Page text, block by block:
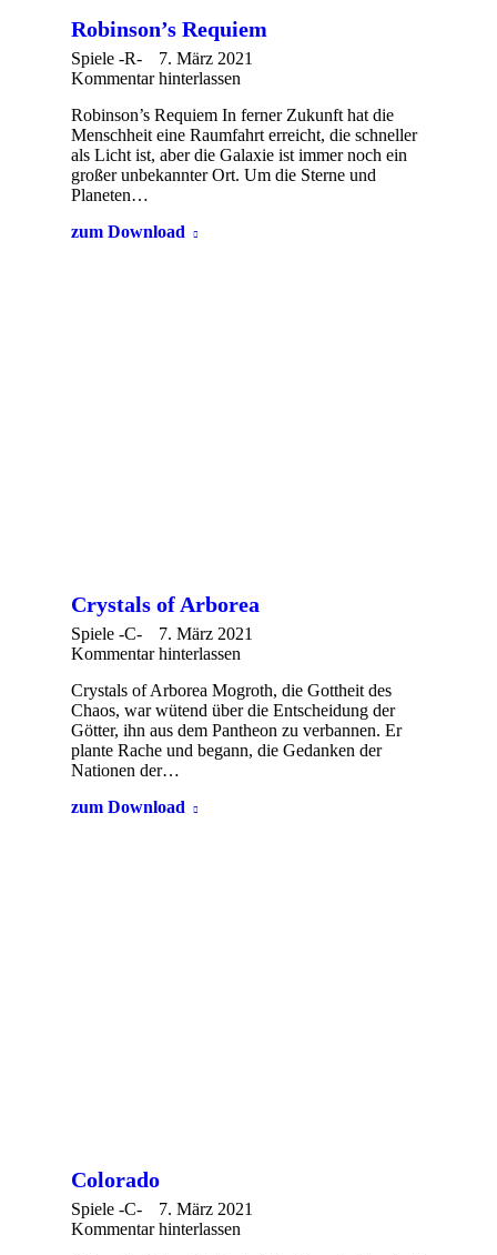
Robinson’s Requiem
Spiele -R-
7. März 2021
Kommentar hinterlassen
Robinson’s Requiem In ferner Zukunft hat die
Menschheit eine Raumfahrt erreicht, die schneller
als Licht ist, aber die Galaxie ist immer noch ein
großer unbekannter Ort. Um die Sterne und
Planeten…
zum Download
Crystals of Arborea
Spiele -C-
7. März 2021
Kommentar hinterlassen
Crystals of Arborea Mogroth, die Gottheit des
Chaos, war wütend über die Entscheidung der
Götter, ihn aus dem Pantheon zu verbannen. Er
plante Rache und begann, die Gedanken der
Nationen der…
zum Download
Colorado
Spiele -C-
7. März 2021
Kommentar hinterlassen